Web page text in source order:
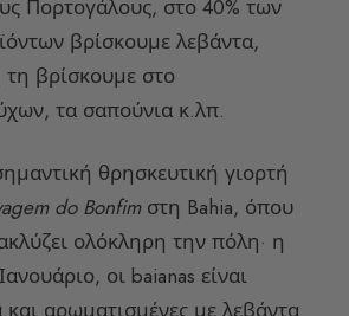
Πορτογάλους, στο 40% των
βρίσκουμε λεβάντα,
βρίσκουμε στο
τα σαπούνια κ.λπ.
θρησκευτική γιορτή
do Bonfimστη Bahia, όπου
ολόκληρη την πόλη· η
οι baianas είναι
και αρωματισμένες με λεβάντα